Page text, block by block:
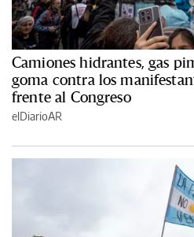
Camiones hidrantes, gas
goma contra los
frente al Congreso
elDiarioAR